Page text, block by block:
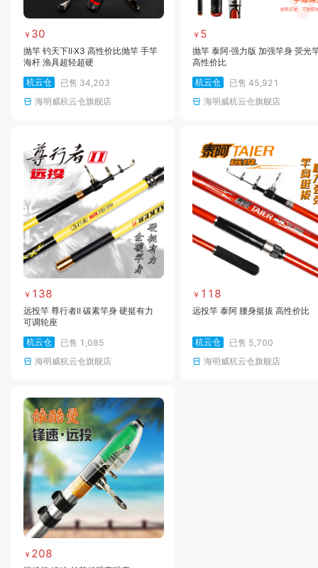
￥ 30
抛竿 钓天下II·X3 高性价比抛竿 手竿
海杆 渔具超轻超硬
杭云仓
已售 34,203
海明威杭云仓旗舰店
￥ 5
抛竿 泰阿·强力版 加强竿身 荧光
高性价比
杭云仓
已售 45,921
海明威杭云仓旗舰店
￥ 138
远投竿 尊行者II 碳素竿身 硬挺有力
可调轮座
杭云仓
已售 1,085
海明威杭云仓旗舰店
￥ 118
远投竿 泰阿 腰身挺拔 高性价比
杭云仓 已售 5,700
海明威杭云仓旗舰店
￥ 208